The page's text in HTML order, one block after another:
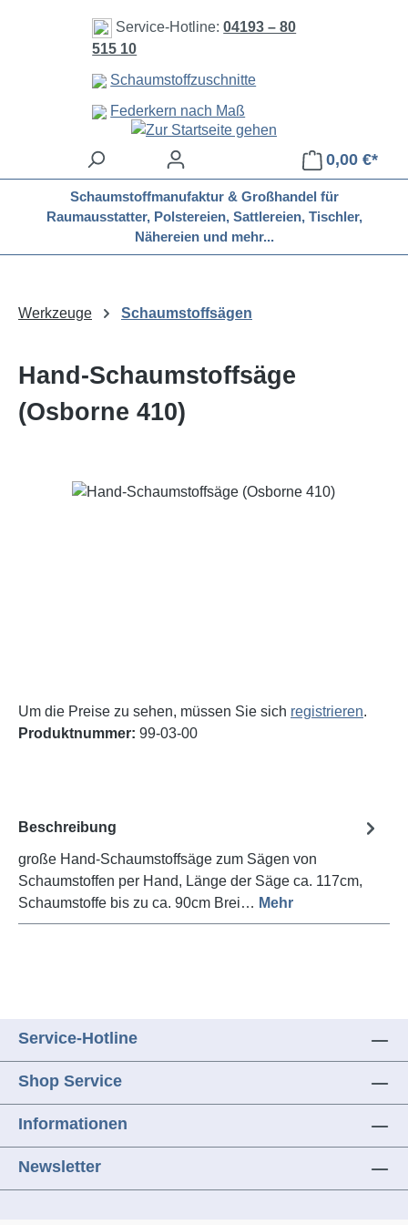
Zum Hauptinhalt springen
Service-Hotline:04193 – 80
515 10
Schaumstoffzuschnitte
Federkern nach Maß
0,00 €*
Schaumstoffmanufaktur & Großhandel für
Raumausstatter, Polstereien, Sattlereien, Tischler,
Nähereien und mehr...
Werkzeuge Schaumstoffsägen
Hand-Schaumstoffsäge
(Osborne 410)
Bildergalerie überspringen
Um die Preise zu sehen, müssen Sie sich registrieren.
Produktnummer: 99-03-00
Beschreibung
große Hand-Schaumstoffsäge zum Sägen von
Schaumstoffen per Hand, Länge der Säge ca. 117cm,
Schaumstoffe bis zu ca. 90cm Brei… Mehr
Service-Hotline
Shop Service
Informationen
Newsletter